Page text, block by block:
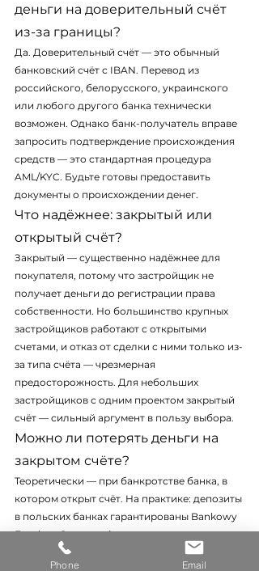
деньги на доверительный счёт
из-за границы?
Да. Доверительный счёт — это обычный
банковский счёт с IBAN. Перевод из
российского, белорусского, украинского
или любого другого банка технически
возможен. Однако банк-получатель вправе
запросить подтверждение происхождения
средств — это стандартная процедура
AML/KYC. Будьте готовы предоставить
документы о происхождении денег.
Что надёжнее: закрытый или
открытый счёт?
Закрытый — существенно надёжнее для
покупателя, потому что застройщик не
получает деньги до регистрации права
собственности. Но большинство крупных
застройщиков работают с открытыми
счетами, и отказ от сделки с ними только из-
за типа счёта — чрезмерная
предосторожность. Для небольших
застройщиков с одним проектом закрытый
счёт — сильный аргумент в пользу выбора.
Можно ли потерять деньги на
закрытом счёте?
Теоретически — при банкротстве банка, в
котором открыт счёт. На практике: депозиты
в польских банках гарантированы Bankowy
Fundusz Gwarancyjny до суммы,
эквивалентной 100 000 EUR. Если
Phone Email